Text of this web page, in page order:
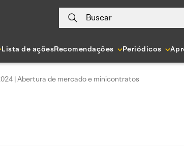
Buscar
Lista de açõesRecomendações Periódicos
| Abertura de mercado e minicontratos